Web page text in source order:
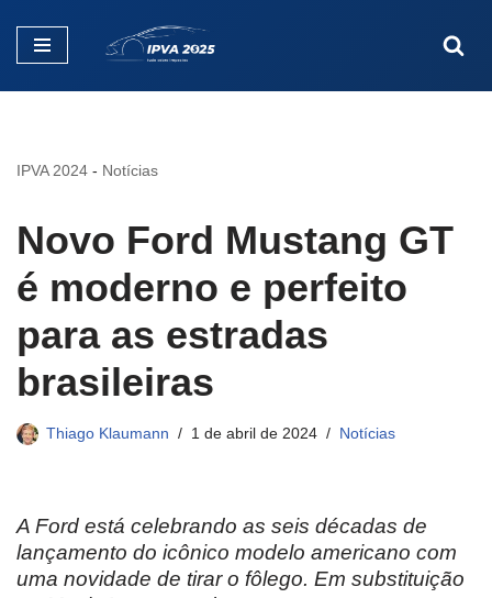
Pular
IPVA 2024 - Notícias
Novo Ford Mustang GT
é moderno e perfeito
para as estradas
brasileiras
Thiago Klaumann 1 de abril de 2024 Notícias
A Ford está celebrando as seis décadas de
lançamento do icônico modelo americano com
uma novidade de tirar o fôlego. Em substituição